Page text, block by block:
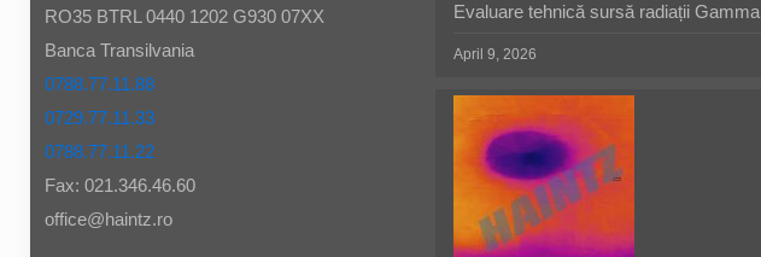
RO35 BTRL 0440 1202 G930 07XX
Banca Transilvania
0788.77.11.88
0729.77.11.33
0788.77.11.22
Fax: 021.346.46.60
office@haintz.ro
Evaluare tehnică sursă radiații Gamma
April 9, 2026